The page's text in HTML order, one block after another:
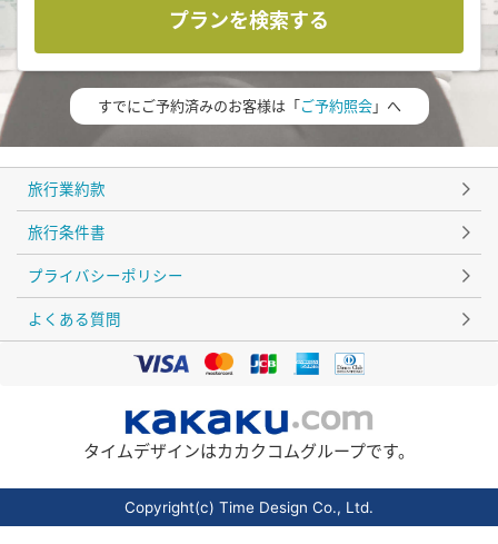
プランを検索する
すでにご予約済みのお客様は「ご予約照会」へ
旅行業約款
旅行条件書
プライバシーポリシー
よくある質問
タイムデザインはカカクコムグループです。
Copyright(c) Time Design Co., Ltd.